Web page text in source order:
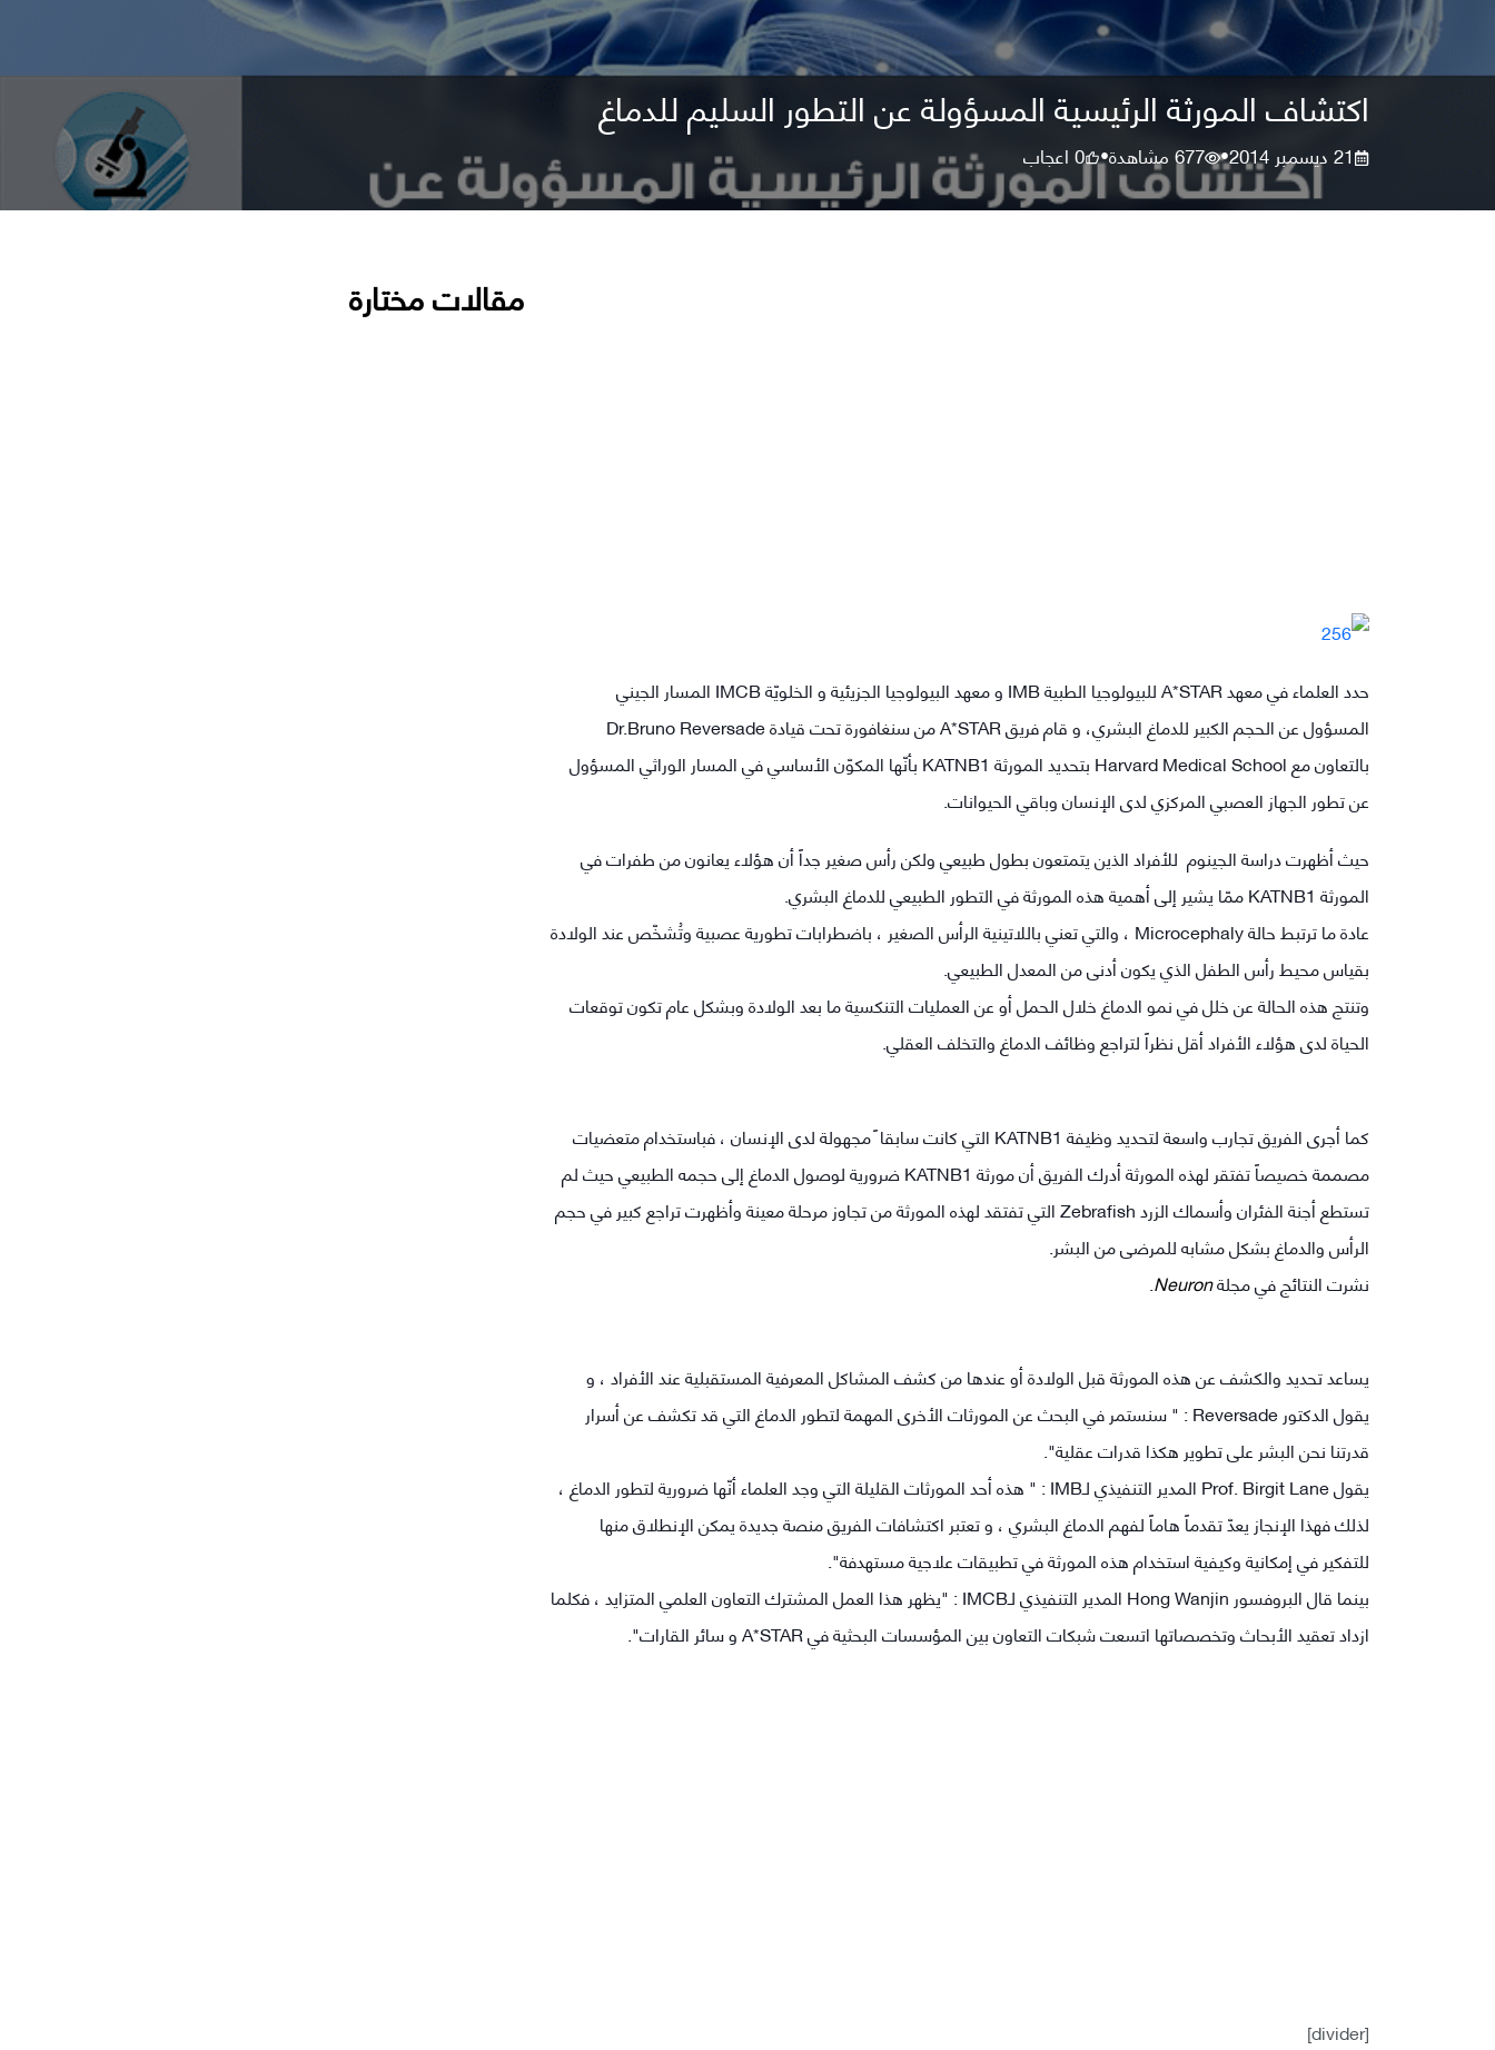
اكتشاف المورثة الرئيسية المسؤولة عن التطور السليم للدماغ
21 ديسمبر 2014 •
677مشاهدة•
0اعجاب
حدد العلماء في معهد A*STAR للبيولوجيا الطبية IMB و معهد البيولوجيا الجزيئية و الخلويّة IMCB المسار الجيني
المسؤول عن الحجم الكبير للدماغ البشري، و قام فريق A*STAR من سنغافورة تحت قيادة Dr.Bruno Reversade
بالتعاون مع Harvard Medical School بتحديد المورثة KATNB1 بأنّها المكوّن الأساسي في المسار الوراثي المسؤول
عن تطور الجهاز العصبي المركزي لدى الإنسان وباقي الحيوانات.
حيث أظهرت دراسة الجينوم للأفراد الذين يتمتعون بطول طبيعي ولكن رأس صغير جداً أن هؤلاء يعانون من طفرات في
المورثة KATNB1 ممّا يشير إلى أهمية هذه المورثة في التطور الطبيعي للدماغ البشري.
عادة ما ترتبط حالة Microcephaly ، والتي تعني باللاتينية الرأس الصغير ، باضطرابات تطورية عصبية وتُشخّص عند الولادة
بقياس محيط رأس الطفل الذي يكون أدنى من المعدل الطبيعي.
وتنتج هذه الحالة عن خلل في نمو الدماغ خلال الحمل أو عن العمليات التنكسية ما بعد الولادة وبشكل عام تكون توقعات
الحياة لدى هؤلاء الأفراد أقل نظراً لتراجع وظائف الدماغ والتخلف العقلي.
كما أجرى الفريق تجارب واسعة لتحديد وظيفة KATNB1 التي كانت سابقا ً مجهولة لدى الإنسان ، فباستخدام متعضيات
مصممة خصيصاً تفتقر لهذه المورثة أدرك الفريق أن مورثة KATNB1 ضرورية لوصول الدماغ إلى حجمه الطبيعي حيث لم
تستطع أجنة الفئران وأسماك الزرد Zebrafish التي تفتقد لهذه المورثة من تجاوز مرحلة معينة وأظهرت تراجع كبير في حجم
الرأس والدماغ بشكل مشابه للمرضى من البشر.
نشرت النتائج في مجلةNeuron
.
يساعد تحديد والكشف عن هذه المورثة قبل الولادة أو عندها من كشف المشاكل المعرفية المستقبلية عند الأفراد ، و
يقول الدكتور Reversade : " سنستمر في البحث عن المورثات الأخرى المهمة لتطور الدماغ التي قد تكشف عن أسرار
قدرتنا نحن البشر على تطوير هكذا قدرات عقلية".
يقول Prof. Birgit Lane المدير التنفيذي لـIMB : " هذه أحد المورثات القليلة التي وجد العلماء أنّها ضرورية لتطور الدماغ ،
لذلك فهذا الإنجاز يعدّ تقدماً هاماً لفهم الدماغ البشري ، و تعتبر اكتشافات الفريق منصة جديدة يمكن الإنطلاق منها
للتفكير في إمكانية وكيفية استخدام هذه المورثة في تطبيقات علاجية مستهدفة".
بينما قال البروفسور Hong Wanjin المدير التنفيذي لـIMCB : "يظهر هذا العمل المشترك التعاون العلمي المتزايد ، فكلما
ازداد تعقيد الأبحاث وتخصصاتها اتسعت شبكات التعاون بين المؤسسات البحثية في A*STAR و سائر القارات".
[divider]
مقالات مختارة